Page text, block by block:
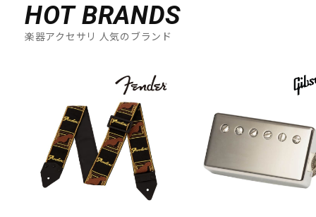
HOT BRANDS
楽器アクセサリ 人気のブランド